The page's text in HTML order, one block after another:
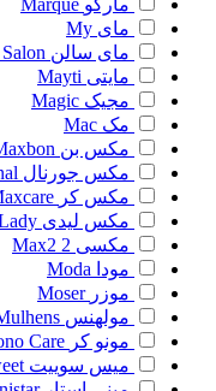
مارکو Marque
مای My
مای سالن
مایتی Mayti
مجیک Magic
مک Mac
مکس بن
مکس جورنال
مکس کر
مکس لیدی
مکسی 2
Max2
مودا Moda
موزر Moser
مولهنس
مونو کر Care
میس سوییت